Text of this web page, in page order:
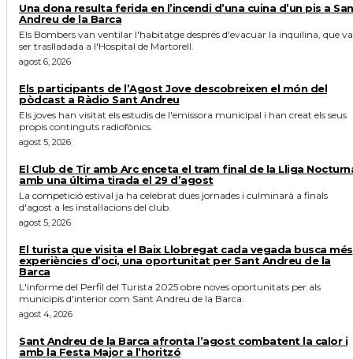
Una dona resulta ferida en l’incendi d’una cuina d’un pis a
Andreu de la Barca
Els Bombers van ventilar l'habitatge després d'evacuar la inquilina, que va
ser traslladada a l'Hospital de Martorell.
agost 6, 2026
Els participants de l’Agost Jove descobreixen el món del
pòdcast a Ràdio Sant Andreu
Els joves han visitat els estudis de l'emissora municipal i han creat els seus
propis continguts radiofònics.
agost 5, 2026
El Club de Tir amb Arc enceta el tram final de la Lliga
amb una última tirada el 29 d’agost
La competició estival ja ha celebrat dues jornades i culminarà a finals
d'agost a les instal·lacions del club.
agost 5, 2026
El turista que visita el Baix Llobregat cada vegada busca més
experiències d’oci, una oportunitat per Sant Andreu de la
Barca
L'informe del Perfil del Turista 2025 obre noves oportunitats per als
municipis d'interior com Sant Andreu de la Barca.
agost 4, 2026
Sant Andreu de la Barca afronta l’agost combatent la calor i
amb la Festa Major a l’horitzó